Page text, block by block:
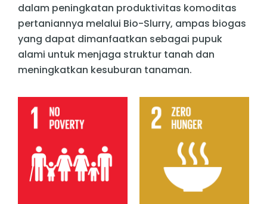
dalam peningkatan produktivitas komoditas
pertaniannya melalui Bio-Slurry, ampas biogas
yang dapat dimanfaatkan sebagai pupuk
alami untuk menjaga struktur tanah dan
meningkatkan kesuburan tanaman.